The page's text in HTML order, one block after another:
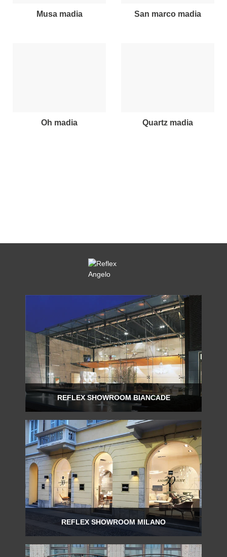
musa madia san marco madia
oh madia quartz madia
REFLEX SHOWROOM BIANCADE
T +39 0422 849201
REFLEX SHOWROOM MILANO
T +39 02 80582955